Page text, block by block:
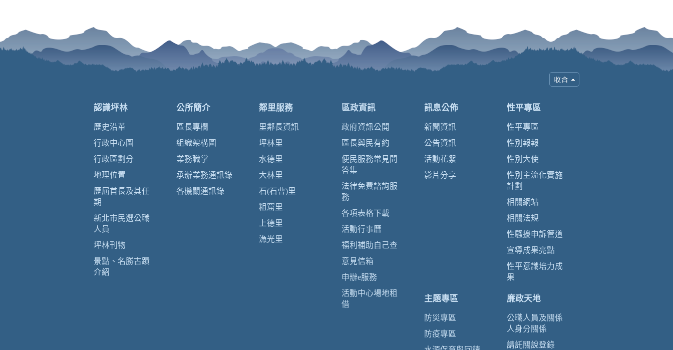
認識坪林
歷史沿革
行政中心圖
行政區劃分
地理位置
歷屆首長及其任
期
新北市民選公職
人員
坪林刊物
景點、名勝古蹟
介紹
公所簡介
區長專欄
組織架構圖
業務職掌
承辦業務通訊錄
各機關通訊錄
鄰里服務
里鄰長資訊
坪林里
水德里
大林里
石(石曹)里
粗窟里
上德里
漁光里
區政資訊
政府資訊公開
區長與民有約
便民服務常見問
答集
法律免費諮詢服
務
各項表格下載
活動行事曆
福利補助自己查
意見信箱
申辦e服務
活動中心場地租
借
訊息公佈
新聞資訊
公告資訊
活動花絮
影片分享
性平專區
性平專區
性別報報
性別大使
性別主流化實施
計劃
相關網站
相關法規
性騷擾申訴管道
宣導成果亮點
性平意識培力成
果
主題專區
防災專區
防疫專區
廉政天地
公職人員及關係
人身分關係
請託關說登錄